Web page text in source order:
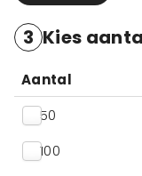
3 Kies
Aantal
50
100